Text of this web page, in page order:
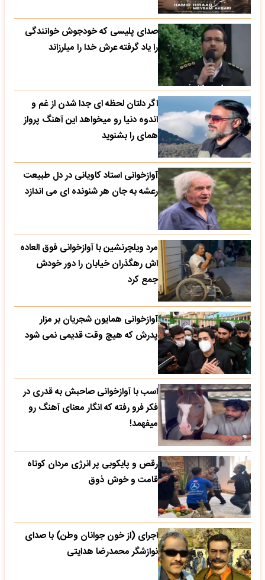
صدای پلیسی که خودجوش خوانندگی
را یاد گرفته عرش خدا را میلرزاند
اگر دلتان لحظه ای جدا شدن از غم و
اندوه دنیا رو میخواهد این آهنگ پرواز
همای را بشنوید
آوازخوانی استاد کاویانی در دل طبیعت
رعشه به جان هر شنونده ای می اندازد
مرد ویلچرنشین با آوازخوانی فوق العاده
اش رهگذران خیابان را دور خودش
جمع کرد
آوازخوانی همایون شجریان بر مزار
پدرش که هیچ وقت قدیمی نمی شود
اسب با آوازخوانی صاحبش به قدری در
فکر فرو رفته که انگار معنای آهنگ رو
میفهمد!
رقص و پایکوبی پر انرژی مردان کوتاه
قامت و خوش ذوق
اجرای (از خون جوانان وطن) با صدای
نوازشگر محمدرضا هدایتی